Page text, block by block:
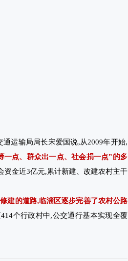
通运输局局长宋爱国说,从2009年开始,
一点、群众出一点、社会捐一点”的多
资金近3亿元,累计新建、改建农村主干
建的道路,临淄区逐步完善了农村公路
个行政村中,公交通行基本实现全覆